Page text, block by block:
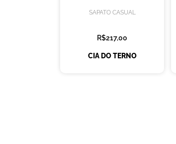
SAPATO CASUAL
R$217,00
CIA DO TERNO